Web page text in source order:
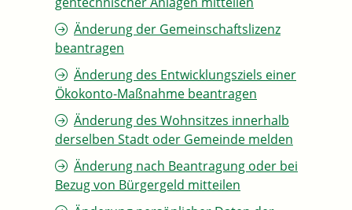
Änderung der Gemeinschaftslizenz
beantragen
Änderung des Entwicklungsziels einer
Ökokonto-Maßnahme beantragen
Änderung des Wohnsitzes innerhalb
derselben Stadt oder Gemeinde melden
Änderung nach Beantragung oder bei
Bezug von Bürgergeld mitteilen